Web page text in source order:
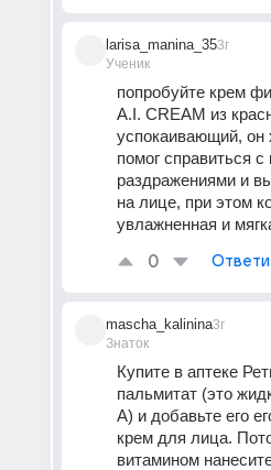
larisa_manina_35
Ученик
3г
попробуйте крем
A.I. CREAM из
успокаивающий, он
помог справиться с
раздражениями и
на лице, при этом
увлажненная и
0
mascha_kalinina
Знаток
3г
Купите в аптеке
пальмитат (это
А) и добавьте его
крем для лица.
витамином